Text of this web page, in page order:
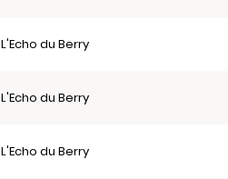
L'Echo du Berry
L'Echo du Berry
L'Echo du Berry